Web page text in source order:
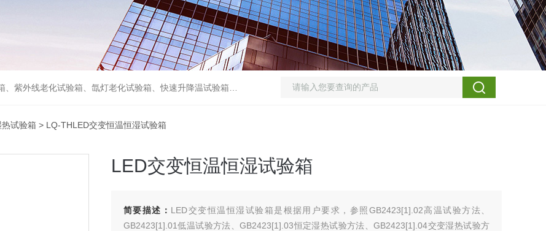
试验箱、步入式恒温恒湿试验室、高温老化房、真空及无尘干燥试验箱、盐水喷雾试验箱、跌落试验机、电磁振动台等各类环境仪器和力学试验设备。
试验箱 > LQ-THLED交变恒温恒湿试验箱
LED交变恒温恒湿试验箱
简要描述： LED交变恒温恒湿试验箱是根据用户要求，参照GB2423[1].02高温试验方法、
GB2423[1].01低温试验方法、GB2423[1].03恒定湿热试验方法、GB2423[1].04交变湿热试验方